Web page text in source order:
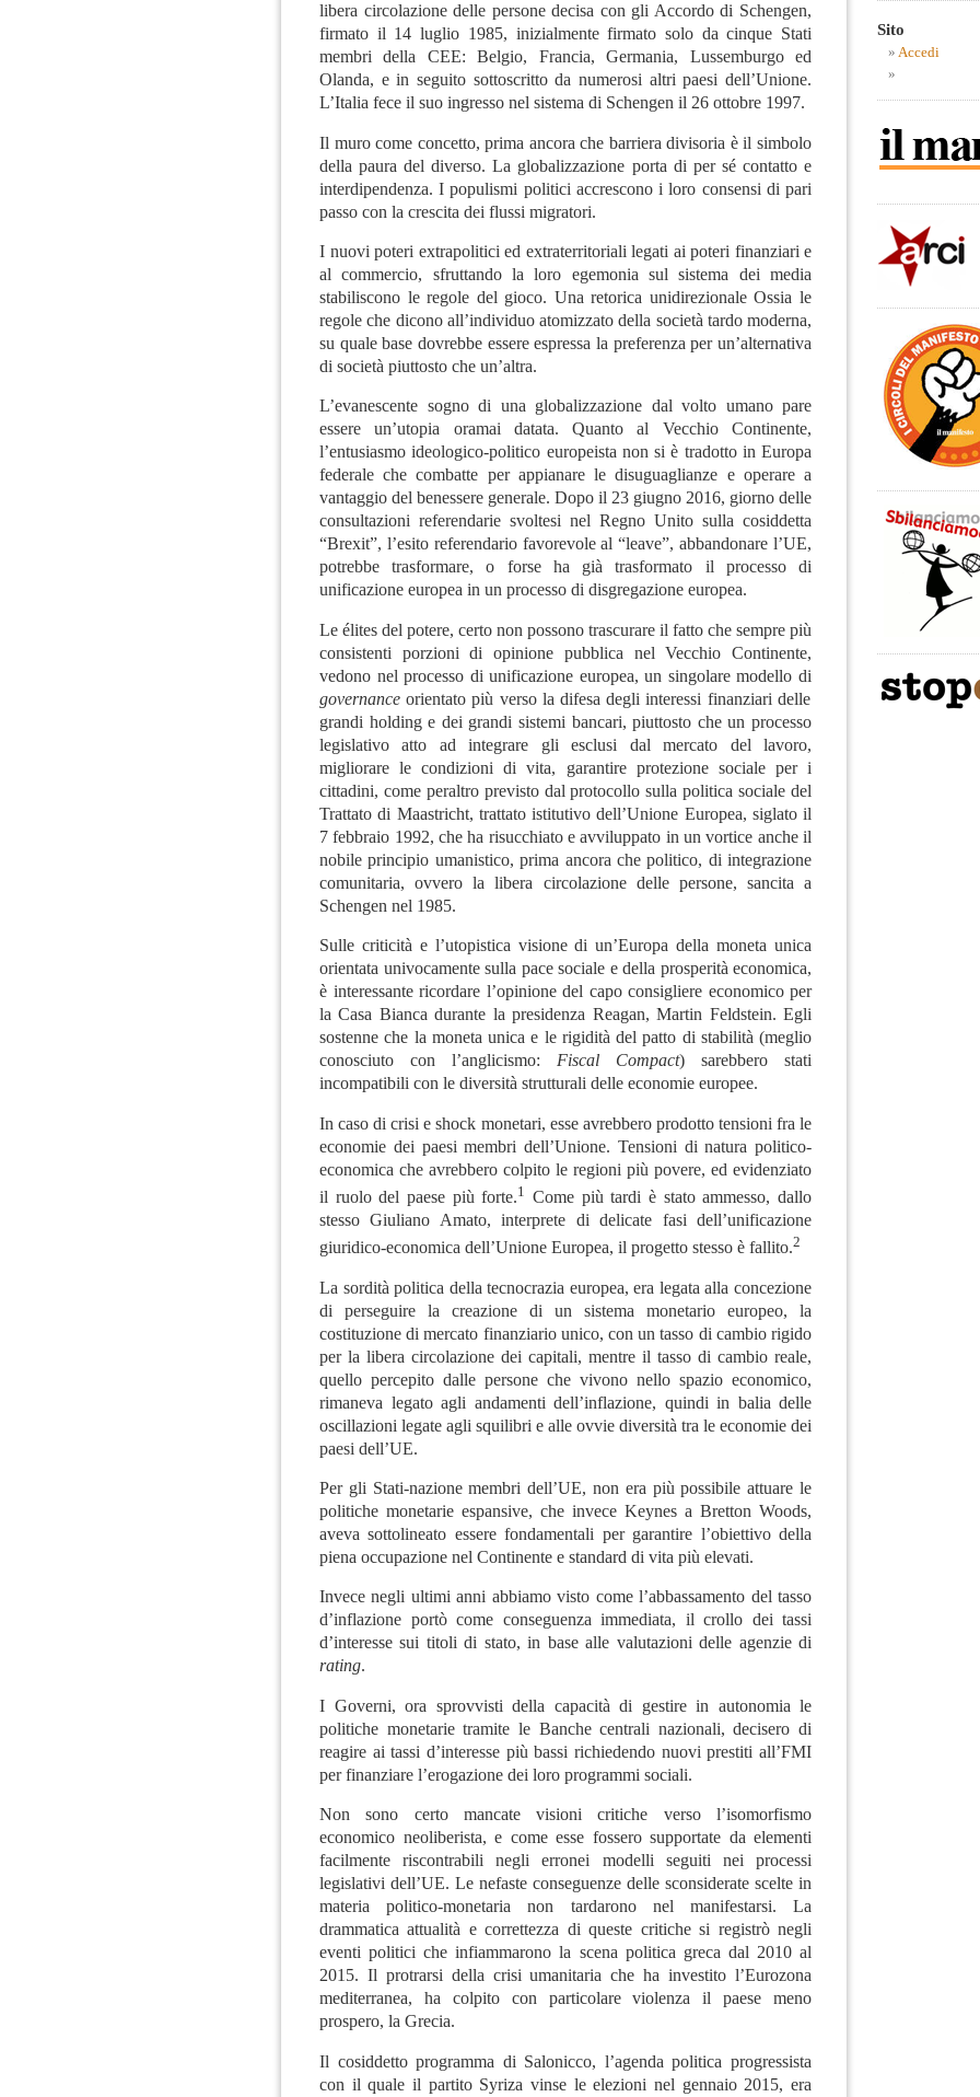
libera circolazione delle persone decisa con gli Accordo di Schengen,
firmato il 14 luglio 1985, inizialmente firmato solo da cinque Stati
membri della CEE: Belgio, Francia, Germania, Lussemburgo ed
Olanda, e in seguito sottoscritto da numerosi altri paesi dell’Unione.
L’Italia fece il suo ingresso nel sistema di Schengen il 26 ottobre 1997.
Il muro come concetto, prima ancora che barriera divisoria è il simbolo
della paura del diverso. La globalizzazione porta di per sé contatto e
interdipendenza. I populismi politici accrescono i loro consensi di pari
passo con la crescita dei flussi migratori.
I nuovi poteri extrapolitici ed extraterritoriali legati ai poteri finanziari e
al commercio, sfruttando la loro egemonia sul sistema dei media
stabiliscono le regole del gioco. Una retorica unidirezionale Ossia le
regole che dicono all’individuo atomizzato della società tardo moderna,
su quale base dovrebbe essere espressa la preferenza per un’alternativa
di società piuttosto che un’altra.
L’evanescente sogno di una globalizzazione dal volto umano pare
essere un’utopia oramai datata. Quanto al Vecchio Continente,
l’entusiasmo ideologico-politico europeista non si è tradotto in Europa
federale che combatte per appianare le disuguaglianze e operare a
vantaggio del benessere generale. Dopo il 23 giugno 2016, giorno delle
consultazioni referendarie svoltesi nel Regno Unito sulla cosiddetta
“Brexit”, l’esito referendario favorevole al “leave”, abbandonare l’UE,
potrebbe trasformare, o forse ha già trasformato il processo di
unificazione europea in un processo di disgregazione europea.
Le élites del potere, certo non possono trascurare il fatto che sempre più
consistenti porzioni di opinione pubblica nel Vecchio Continente,
vedono nel processo di unificazione europea, un singolare modello di
governance orientato più verso la difesa degli interessi finanziari delle
grandi holding e dei grandi sistemi bancari, piuttosto che un processo
legislativo atto ad integrare gli esclusi dal mercato del lavoro,
migliorare le condizioni di vita, garantire protezione sociale per i
cittadini, come peraltro previsto dal protocollo sulla politica sociale del
Trattato di Maastricht, trattato istitutivo dell’Unione Europea, siglato il
7 febbraio 1992, che ha risucchiato e avviluppato in un vortice anche il
nobile principio umanistico, prima ancora che politico, di integrazione
comunitaria, ovvero la libera circolazione delle persone, sancita a
Schengen nel 1985.
Sulle criticità e l’utopistica visione di un’Europa della moneta unica
orientata univocamente sulla pace sociale e della prosperità economica,
è interessante ricordare l’opinione del capo consigliere economico per
la Casa Bianca durante la presidenza Reagan, Martin Feldstein. Egli
sostenne che la moneta unica e le rigidità del patto di stabilità (meglio
conosciuto con l’anglicismo: Fiscal Compact) sarebbero stati
incompatibili con le diversità strutturali delle economie europee.
In caso di crisi e shock monetari, esse avrebbero prodotto tensioni fra le
economie dei paesi membri dell’Unione. Tensioni di natura politico-
economica che avrebbero colpito le regioni più povere, ed evidenziato
il ruolo del paese più forte.1
Come più tardi è stato ammesso, dallo
stesso Giuliano Amato, interprete di delicate fasi dell’unificazione
giuridico-economica dell’Unione Europea, il progetto stesso è fallito.2
La sordità politica della tecnocrazia europea, era legata alla concezione
di perseguire la creazione di un sistema monetario europeo, la
costituzione di mercato finanziario unico, con untasso di cambiorigido
per la libera circolazione dei capitali, mentre il tasso di cambio reale,
quello percepito dalle persone che vivono nello spazio economico,
rimaneva legato agli andamenti dell’inflazione, quindi in balia delle
oscillazioni legate agli squilibri e alle ovvie diversità tra le economie dei
paesi dell’UE.
Per gli Stati-nazione membri dell’UE, non era più possibile attuare le
politiche monetarie espansive, che invece Keynes a Bretton Woods,
aveva sottolineato essere fondamentali per garantire l’obiettivo della
piena occupazione nel Continente e standard di vita più elevati.
Invece negli ultimi anni abbiamo visto come l’abbassamento del tasso
d’inflazione portò come conseguenza immediata, il crollo dei tassi
d’interesse sui titoli di stato, in base alle valutazioni delle agenzie di
rating.
I Governi, ora sprovvisti della capacità di gestire in autonomia le
politiche monetarie tramite le Banche centrali nazionali, decisero di
reagire ai tassi d’interesse più bassi richiedendo nuovi prestiti all’FMI
per finanziare l’erogazione dei loro programmi sociali.
Non sono certo mancate visioni critiche verso l’isomorfismo
economico neoliberista, e come esse fossero supportate da elementi
facilmente riscontrabili negli erronei modelli seguiti nei processi
legislativi dell’UE. Le nefaste conseguenze delle sconsiderate scelte in
materia politico-monetaria non tardarono nel manifestarsi. La
drammatica attualità e correttezza di queste critiche si registrò negli
eventi politici che infiammarono la scena politica greca dal 2010 al
2015. Il protrarsi della crisi umanitaria che ha investito l’Eurozona
mediterranea, ha colpito con particolare violenza il paese meno
prospero, la Grecia.
Il cosiddettoprogramma di Salonicco, l’agenda politica progressista
con il quale il partito Syriza vinse le elezioni nel gennaio 2015, era
Sito
Accedi